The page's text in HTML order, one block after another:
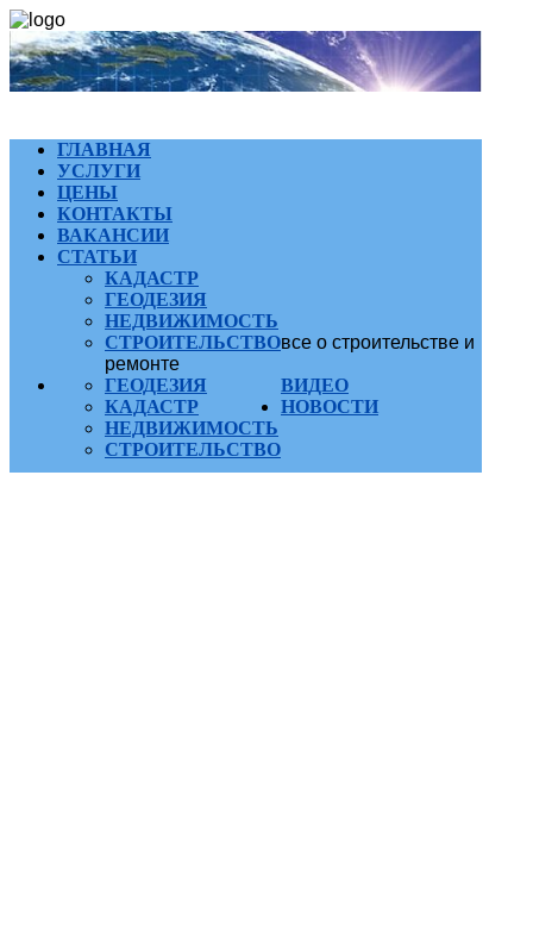
ГЛАВНАЯ
УСЛУГИ
ЦЕНЫ
КОНТАКТЫ
ВАКАНСИИ
СТАТЬИ
КАДАСТР
ГЕОДЕЗИЯ
НЕДВИЖИМОСТЬ
СТРОИТЕЛЬСТВОвсе о строительстве и
ремонте
ВИДЕО
ГЕОДЕЗИЯ
КАДАСТР
НЕДВИЖИМОСТЬ
СТРОИТЕЛЬСТВО
НОВОСТИ